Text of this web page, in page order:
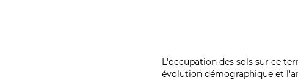
L'occupation des sols sur ce
évolution démographique et